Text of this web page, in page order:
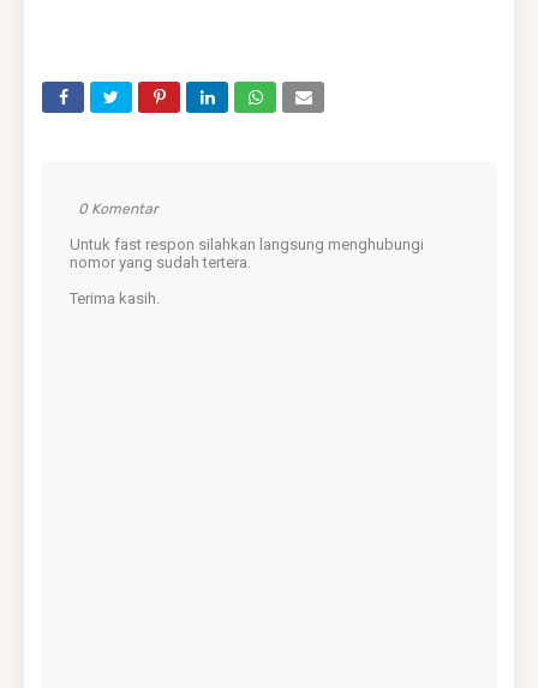
0 Komentar
Untuk fast respon silahkan langsung menghubungi
nomor yang sudah tertera.
Terima kasih.